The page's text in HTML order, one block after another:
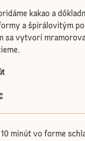
kakao a
a špirálovitým
sa vytvorí
10 minút vo forme